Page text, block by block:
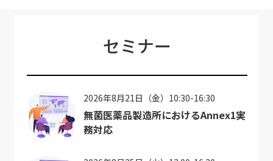
セミナー
2026年8月21日（金）10:30-16:30
無菌医薬品製造所におけるAnnex1実
務対応